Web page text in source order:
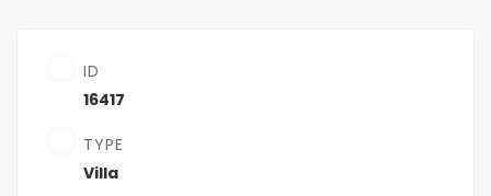
ID
16417
TYPE
Villa